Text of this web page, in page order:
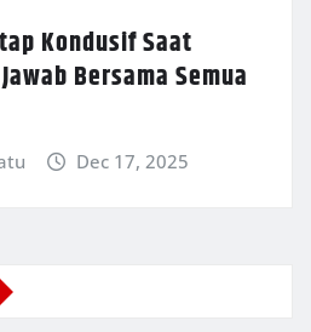
Kondusif Saat
Bersama Semua
Dec 17, 2025